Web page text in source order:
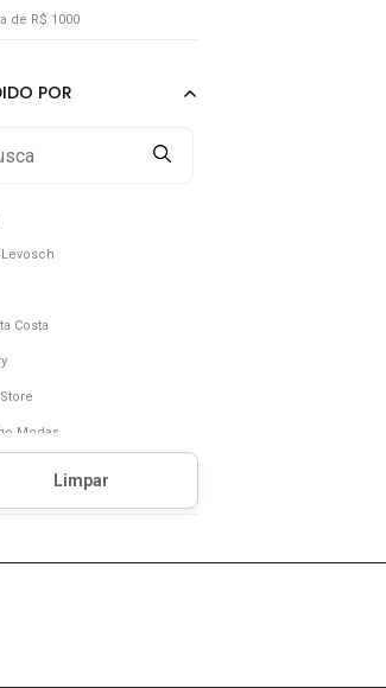
de R$ 1000
Costa
Modas